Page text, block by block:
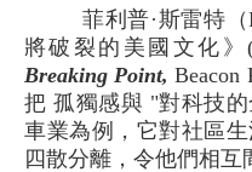
菲利普·斯雷特
將破裂的美國文化》
Breaking Point, Beacon
把 孤獨感與 "對科技
車業為例，它對社區
四散分離，令他們相互